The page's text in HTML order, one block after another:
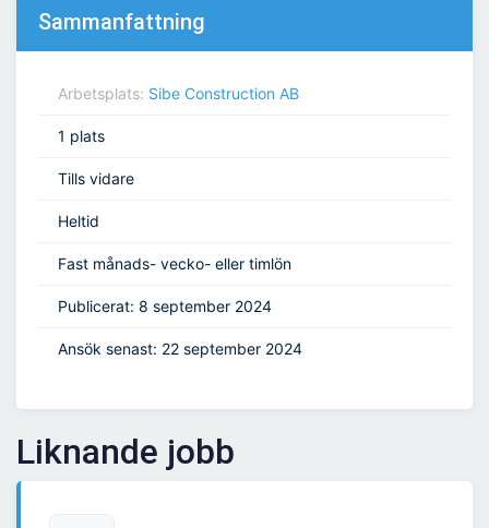
Sammanfattning
Arbetsplats: Sibe Construction AB
1 plats
Tills vidare
Heltid
Fast månads- vecko- eller timlön
Publicerat: 8 september 2024
Ansök senast: 22 september 2024
Liknande jobb